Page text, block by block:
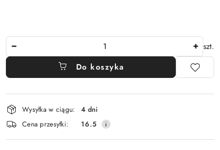
szt.
Do koszyka
Dostępność
i
dostawa
Wysyłka w ciągu:
4 dni
Cena przesyłki:
16.5